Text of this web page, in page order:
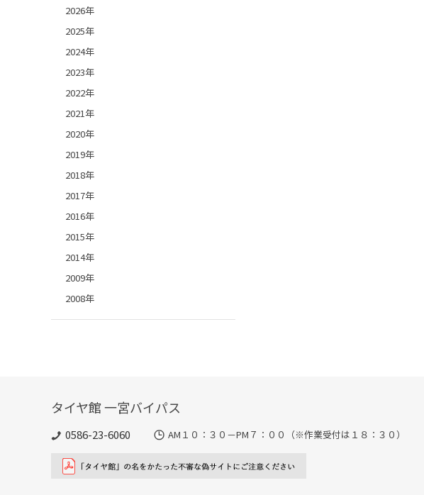
2026年
2025年
2024年
2023年
2022年
2021年
2020年
2019年
2018年
2017年
2016年
2015年
2014年
2009年
2008年
タイヤ館 一宮バイパス
0586-23-6060 AM１０：３０－PM７：００（※作業受付は１８：３０）